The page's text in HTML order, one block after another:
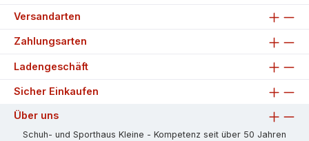
Versandarten
Zahlungsarten
Ladengeschäft
Sicher Einkaufen
Über uns
Schuh- und Sporthaus Kleine - Kompetenz seit über 50 Jahren